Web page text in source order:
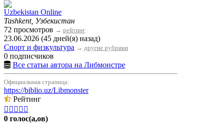
Uzbekistan Online
Tashkent, Узбекистан
72 просмотров → рейтинг
23.06.2026 (45 дней(я) назад)
Спорт и физкультура → другие рубрики
0 подписчиков
Все статьи автора на Либмонстре
Официальная страница:
https://biblio.uz/Libmonster
Рейтинг
    
0 голос(а,ов)